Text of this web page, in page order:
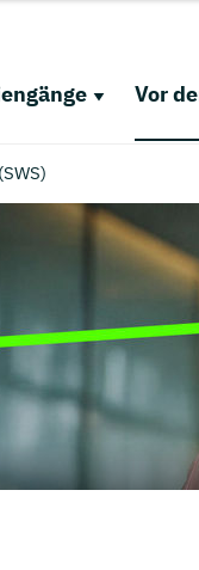
Vor